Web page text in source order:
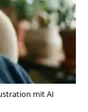
mit AI